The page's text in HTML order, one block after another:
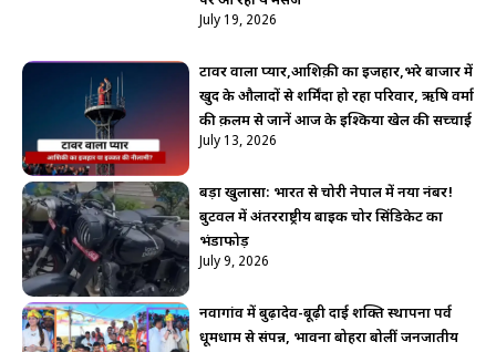
July 19, 2026
टावर वाला प्यार,आशिक़ी का इजहार,भरे बाजार में
खुद के औलादों से शर्मिंदा हो रहा परिवार, ऋषि वर्मा
की क़लम से जानें आज के इश्किया खेल की सच्चाई
July 13, 2026
बड़ा खुलासा: भारत से चोरी नेपाल में नया नंबर!
बुटवल में अंतरराष्ट्रीय बाइक चोर सिंडिकेट का
भंडाफोड़
July 9, 2026
नवागांव में बुढ़ादेव-बूढ़ी दाई शक्ति स्थापना पर्व
धूमधाम से संपन्न, भावना बोहरा बोलीं जनजातीय